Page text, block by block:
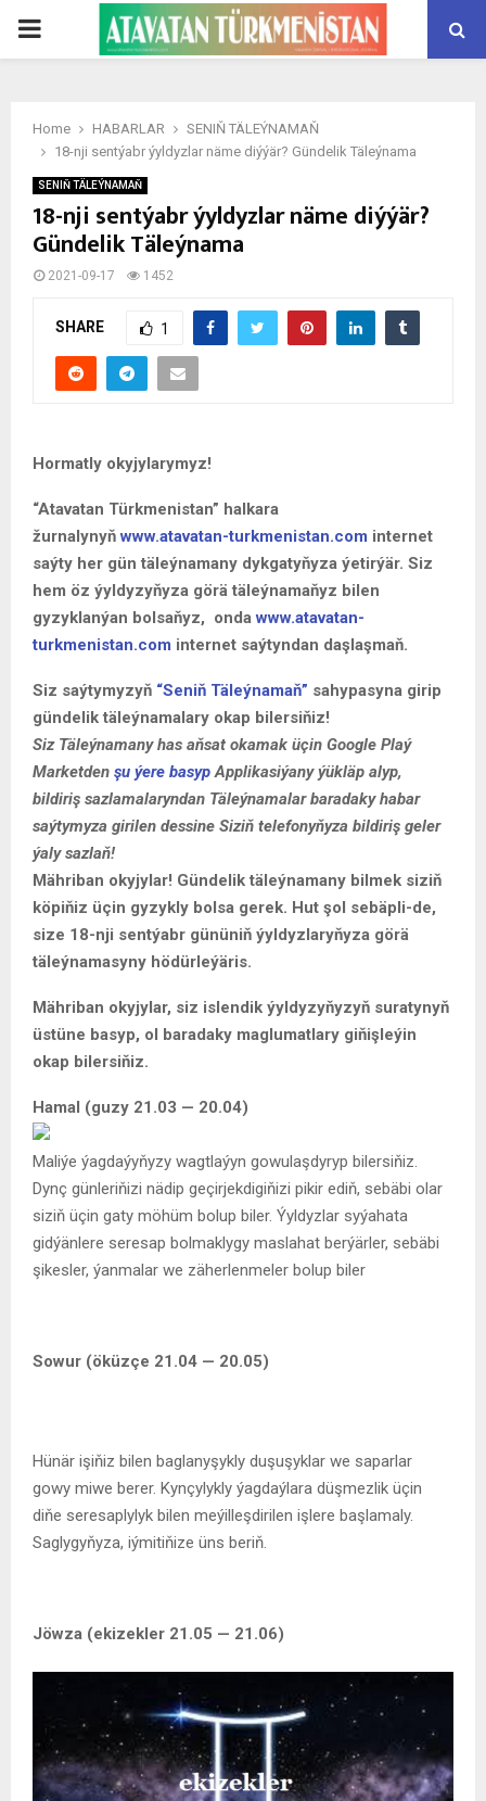
PRIMARY
Home HABARLAR
SENIŇ TÄLEÝNAMAŇ
18-nji sentýabr ýyldyzlar näme diýýär? Gündelik Täleýnama
SENIŇ TÄLEÝNAMAŇ
18-nji sentýabr ýyldyzlar näme diýýär?
Gündelik Täleýnama
2021-09-17 1452
SHARE 1
Hormatly okyjylarymyz!
“Atavatan Türkmenistan” halkara
žurnalynyňwww.atavatan-turkmenistan.com internet
saýty her gün täleýnamany dykgatyňyza ýetirýär. Siz
hem öz ýyldyzyňyza görä täleýnamaňyz bilen
gyzyklanýan bolsaňyz, ondawww.atavatan-
turkmenistan.com internet saýtyndan daşlaşmaň.
Siz saýtymyzyň “Seniň Täleýnamaň” sahypasyna girip
gündelik täleýnamalary okap bilersiňiz!
Siz Täleýnamany has aňsat okamak üçin Google Plaý
Marketden şu ýere basyp Applikasiýany ýükläp alyp,
bildiriş sazlamalaryndan Täleýnamalar baradaky habar
saýtymyza girilen dessine Siziň telefonyňyza bildiriş geler
ýaly sazlaň!
Mähriban okyjylar! Gündelik täleýnamany bilmek siziň
köpiňiz üçin gyzykly bolsa gerek. Hut şol sebäpli-de,
size 18-nji sentýabr gününiň ýyldyzlaryňyza görä
täleýnamasyny hödürleýäris.
Mähriban okyjylar, siz islendik ýyldyzyňyzyň suratynyň
üstüne basyp, ol baradaky maglumatlary giňişleýin
okap bilersiňiz.
Hamal (guzy 21.03 — 20.04)
Maliýe ýagdaýyňyzy wagtlaýyn gowulaşdyryp bilersiňiz.
Dynç günleriňizi nädip geçirjekdigiňizi pikir ediň, sebäbi olar
siziň üçin gaty möhüm bolup biler. Ýyldyzlar syýahata
gidýänlere seresap bolmaklygy maslahat berýärler, sebäbi
şikesler, ýanmalar we zäherlenmeler bolup biler
Sowur (öküzçe 21.04 — 20.05)
Hünär işiňiz bilen baglanyşykly duşuşyklar we saparlar
gowy miwe berer. Kynçylykly ýagdaýlara düşmezlik üçin
diňe seresaplylyk bilen meýilleşdirilen işlere başlamaly.
Saglygyňyza, iýmitiňize üns beriň.
Jöwza (ekizekler 21.05 — 21.06)